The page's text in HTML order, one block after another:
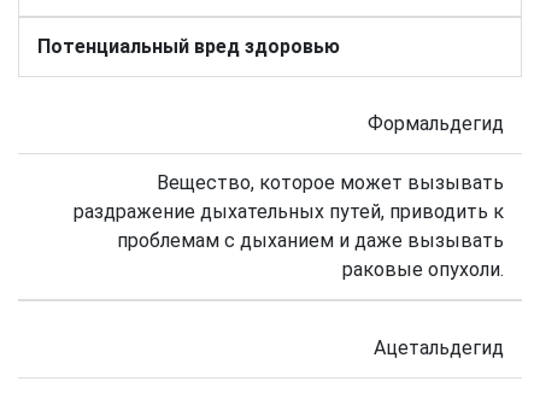
Потенциальный вред здоровью
Формальдегид
Вещество, которое может вызывать
раздражение дыхательных путей, приводить к
проблемам с дыханием и даже вызывать
раковые опухоли.
Ацетальдегид